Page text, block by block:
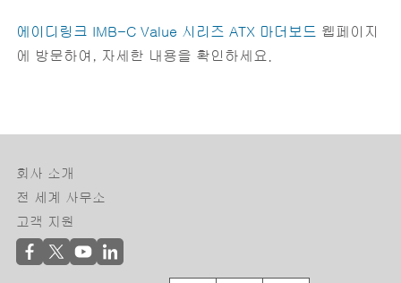
에이디링크 IMB-C Value 시리즈 ATX 마더보드 웹페이지
에 방문하여, 자세한 내용을 확인하세요.
회사 소개
전 세계 사무소
고객 지원